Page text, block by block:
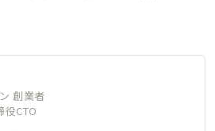
創業者
役CTO